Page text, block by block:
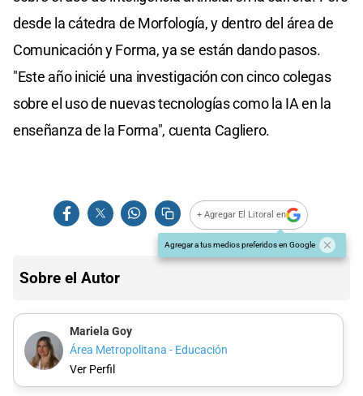
desde la cátedra de Morfología, y dentro del área de
Comunicación y Forma, ya se están dando pasos.
"Este año inicié una investigación con cinco colegas
sobre el uso de nuevas tecnologías como la IA en la
enseñanza de la Forma", cuenta Cagliero.
+ Agregar El Litoral en
Agregar a tus medios preferidos en Google
Sobre el Autor
Mariela Goy
Área Metropolitana - Educación
Ver Perfil